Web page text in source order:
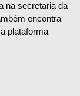
na secretaria da
encontra
plataforma